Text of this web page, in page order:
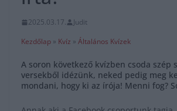
2025.03.17.
Judit
Kezdőlap » Kvíz » Általános Kvízek
A soron következő kvízben csoda szép
versekből idézünk, neked pedig meg
mondani, hogy ki az írója! Menni fog?